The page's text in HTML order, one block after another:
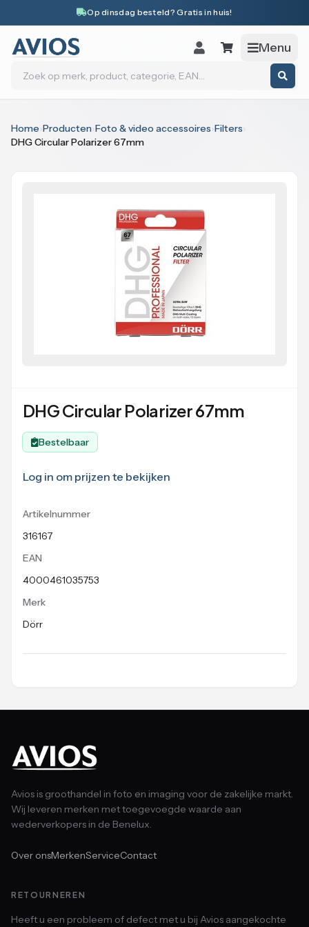
Op dinsdag besteld? Gratis in huis!
Menu
Zoeken
Home›Producten›Foto & video accessoires›Filters›
DHG Circular Polarizer 67mm
DHG Circular Polarizer 67mm
Bestelbaar
Log in om prijzen te bekijken
Artikelnummer
316167
EAN
4000461035753
Merk
Dörr
Avios is groothandel in foto en imaging voor de zakelijke markt.
Wij leveren merken met toegevoegde waarde aan
wederverkopers in de Benelux.
Over onsMerkenServiceContact
RETOURNEREN
Heeft u een probleem of defect met u bij Avios aangekochte